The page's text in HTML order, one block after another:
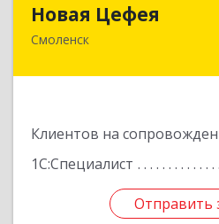
Новая Цефея
Смоленск
Клиентов на
1С:Специалист
Отправить
214018, Смоленская обл,
Отправить